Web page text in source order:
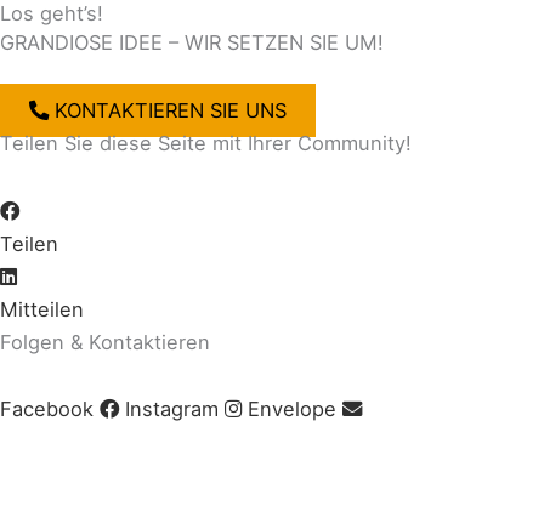
Los geht’s!
GRANDIOSE IDEE – WIR SETZEN SIE UM!
KONTAKTIEREN SIE UNS
Teilen Sie diese Seite mit Ihrer Community!
Teilen
Mitteilen
Folgen & Kontaktieren
Facebook Instagram
Envelope